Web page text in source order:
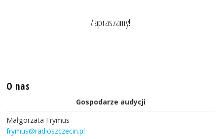
Zapraszamy!
O nas
Gospodarze audycji
Małgorzata Frymus
frymus@radioszczecin.pl